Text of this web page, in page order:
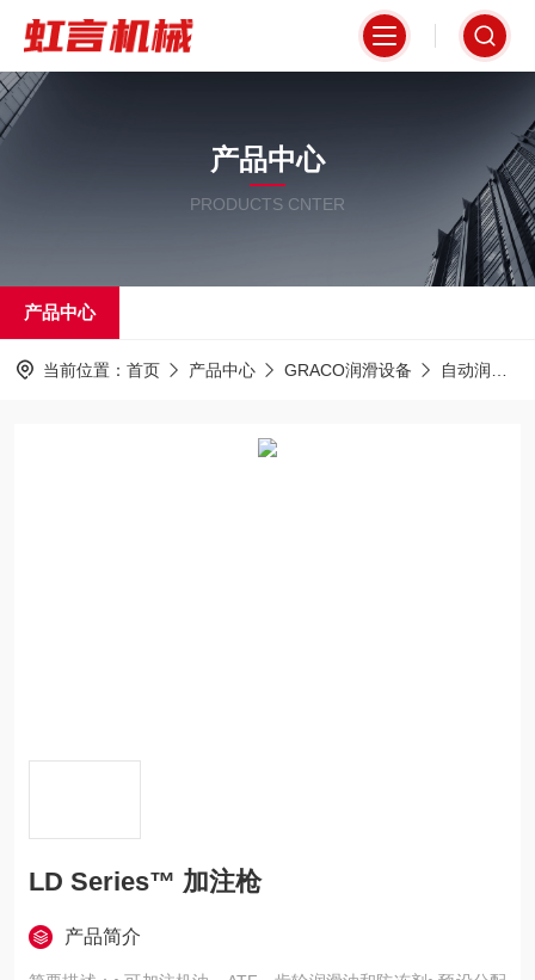
产品中心
PRODUCTS CNTER
产品中心
当前位置： 首页 产品中心 GRACO润滑设备 自动润滑
LD Series™ 加注枪
产品简介